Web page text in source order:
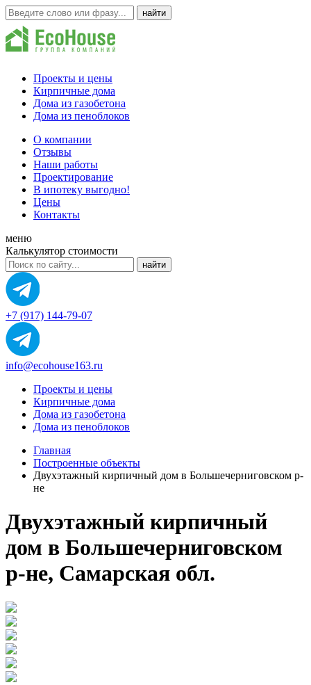
Проекты и цены
Кирпичные дома
Дома из газобетона
Дома из пеноблоков
О компании
Отзывы
Наши работы
Проектирование
В ипотеку выгодно!
Цены
Контакты
меню
Калькулятор стоимости
+7 (917) 144-79-07
info@ecohouse163.ru
Проекты и цены
Кирпичные дома
Дома из газобетона
Дома из пеноблоков
Главная
Построенные объекты
Двухэтажный кирпичный дом в Большечерниговском р-
не
Двухэтажный кирпичный
дом в Большечерниговском
р-не, Самарская обл.